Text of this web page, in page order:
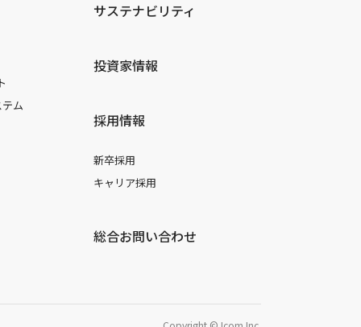
ム
サステナビリティ
投資家情報
採用情報
新卒採用
キャリア採用
総合お問い合わせ